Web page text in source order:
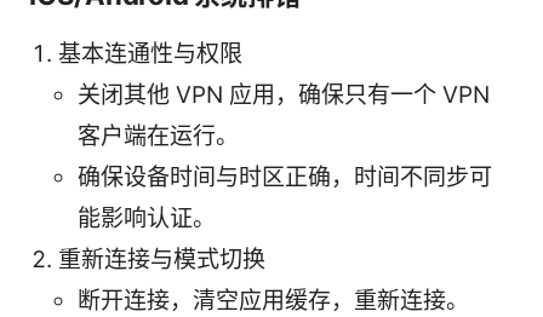
基本连通性与权限
关闭其他 VPN 应用，确保只有一个 VPN
客户端在运行。
确保设备时间与时区正确，时间不同步可
能影响认证。
重新连接与模式切换
断开连接，清空应用缓存，重新连接。